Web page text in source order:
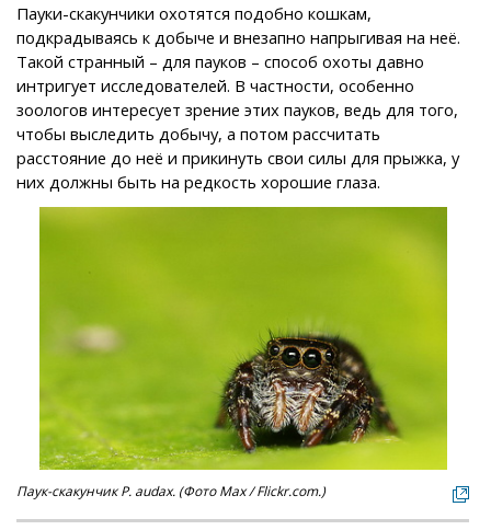
Пауки-скакунчики охотятся подобно кошкам,
подкрадываясь к добыче и внезапно напрыгивая на неё.
Такой странный – для пауков – способ охоты давно
интригует исследователей. В частности, особенно
зоологов интересует зрение этих пауков, ведь для того,
чтобы выследить добычу, а потом рассчитать
расстояние до неё и прикинуть свои силы для прыжка, у
них должны быть на редкость хорошие глаза.
Паук-скакунчик P. audax. (Фото Max / Flickr.com.)